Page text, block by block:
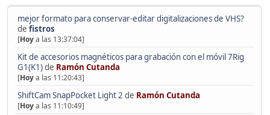
mejor formato para conservar-editar digitalizaciones de VHS?
de fistros
[Hoya las 13:37:04]
Kit de accesorios magnéticos para grabación con el móvil 7Rig
G1(K1)de Ramón Cutanda
[Hoya las 11:20:43]
ShiftCam SnapPocket Light 2 de Ramón Cutanda
[Hoya las 11:10:49]